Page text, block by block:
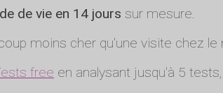
de vie en 14 jours sur mesure.
moins cher qu'une visite chez le
free en analysant jusqu'à 5